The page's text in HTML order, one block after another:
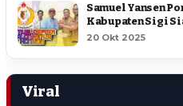
Samuel Yansen
Kabupaten Sigi
20 Okt 2025
Viral